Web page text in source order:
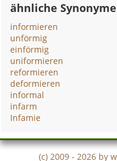
ähnliche Synonyme
informieren
unförmig
einförmig
uniformieren
reformieren
deformieren
informal
infarm
Infamie
(c) 2009 - 2026 by